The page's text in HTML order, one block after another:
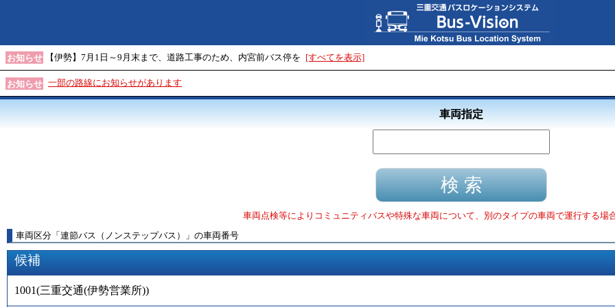
お知らせ 【伊勢】7月1日～9月末まで、道路工事のため、内宮前バス停を [すべてを表示]
お知らせ 一部の路線にお知らせがあります
車両指定
車両点検等によりコミュニティバスや特殊な車両について、別のタイプの車両で運行する場
車両区分 「 連節バス（ノンステップバス） 」 の車両番号
候補
1001(三重交通(伊勢営業所))